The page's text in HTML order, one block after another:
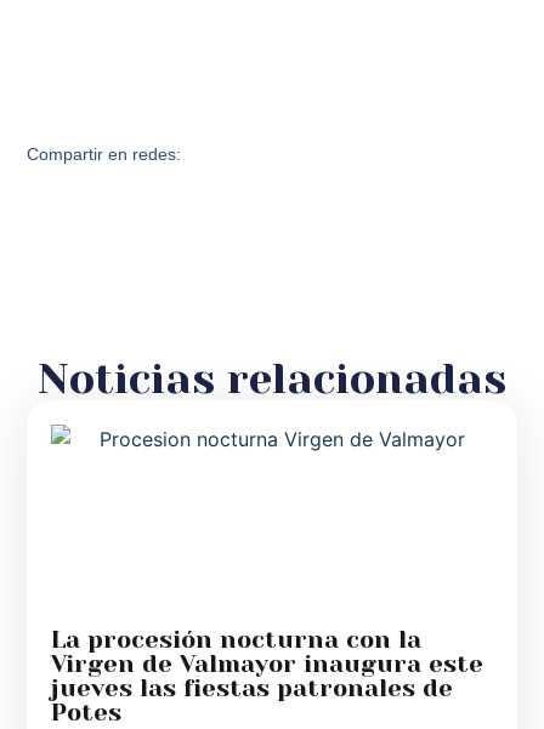
Compartir en redes:
Noticias relacionadas
La procesión nocturna con la
Virgen de Valmayor inaugura este
jueves las fiestas patronales de
Potes